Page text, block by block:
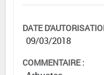
DATE
09/03/2018
COMMENTAIRE :